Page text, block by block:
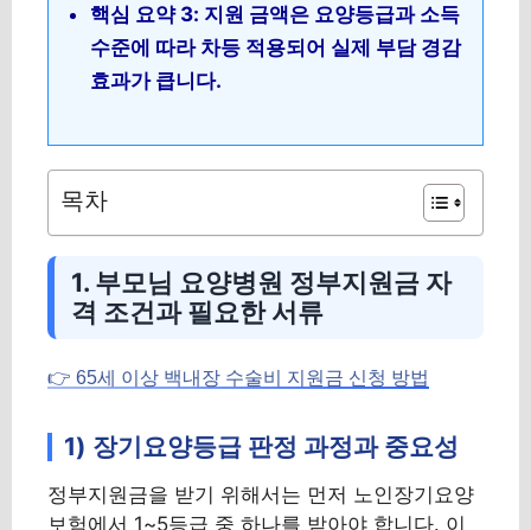
핵심 요약 3: 지원 금액은 요양등급과 소득
수준에 따라 차등 적용되어 실제 부담 경감
효과가 큽니다.
목차
1. 부모님 요양병원 정부지원금 자
격 조건과 필요한 서류
👉 65세 이상 백내장 수술비 지원금 신청 방법
1) 장기요양등급 판정 과정과 중요성
정부지원금을 받기 위해서는 먼저 노인장기요양
보험에서 1~5등급 중 하나를 받아야 합니다. 이